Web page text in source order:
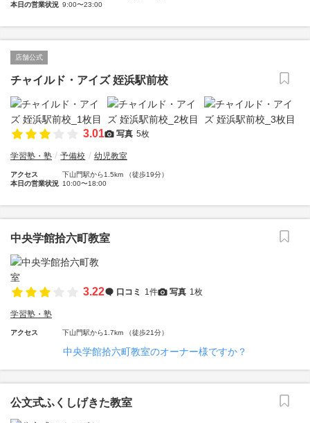
本日の営業状況 9:00〜23:00
店舗公式
チャイルド・アイズ 姪浜駅前校
3.01 写真 5枚
学習塾・塾 予備校 幼児教室
アクセス
下山門駅から1.5km （徒歩19分）
本日の営業状況 10:00〜18:00
中央学館拾六町教室
3.22 口コミ 1件 写真 1枚
学習塾・塾
アクセス 下山門駅から1.7km （徒歩21分）
中央学館拾六町教室のオーナー様ですか？
公文式ふくしげきた教室